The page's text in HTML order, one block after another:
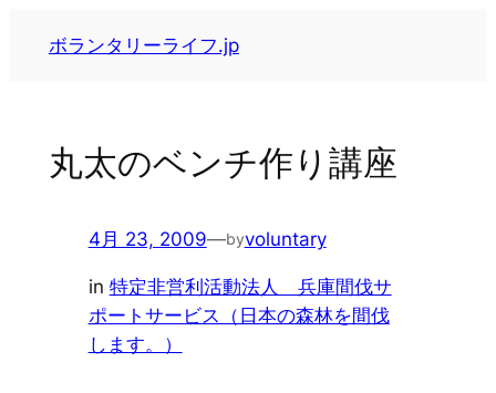
ボランタリーライフ.jp
丸太のベンチ作り講座
4月 23, 2009—byvoluntary
in 特定非営利活動法人 兵庫間伐サ
ポートサービス（日本の森林を間伐
します。）